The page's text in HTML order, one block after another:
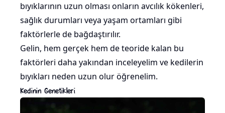
bıyıklarının uzun olması onların avcılık kökenleri,
sağlık durumları veya yaşam ortamları gibi
faktörlerle de bağdaştırılır.
Gelin, hem gerçek hem de teoride kalan bu
faktörleri daha yakından inceleyelim ve kedilerin
bıyıkları neden uzun olur öğrenelim.
Kedinin Genetikleri